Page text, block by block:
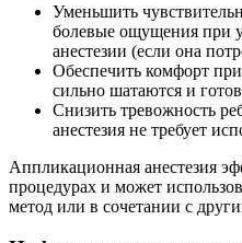
Уменьшить
болевые ощущения при
анестезии (если она
Обеспечить комфорт
сильно шатаются и
Снизить тревожность
анестезия не требует
Аппликационная анестезия
процедурах и может
метод или в сочетании с